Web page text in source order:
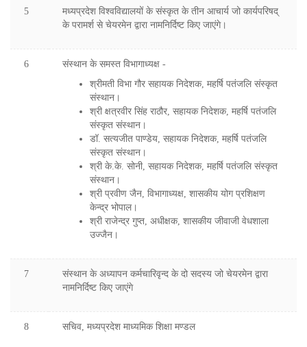
5
मध्यप्रदेश विश्वविद्यालयों के संस्कृत के तीन आचार्य जो कार्यपरिषद्
के परामर्श से चेयरमेन द्वारा नामनिर्दिष्ट किए जाएंगे।
6
संस्थान के समस्त विभागाध्यक्ष -
श्रीमती विभा गौर सहायक निदेशक, महर्षि पतंजलि संस्कृत
संस्थान।
श्री क्षत्रवीर सिंह राठौर, सहायक निदेशक, महर्षि पतंजलि
संस्कृत संस्थान।
डॉ. सत्यजीत पाण्डेय, सहायक निदेशक, महर्षि पतंजलि
संस्कृत संस्थान।
श्री के.के. सोनी, सहायक निदेशक, महर्षि पतंजलि संस्कृत
संस्थान।
श्री प्रवीण जैन, विभागाध्यक्ष, शासकीय योग प्रशिक्षण
केन्द्र भोपाल।
श्री राजेन्द्र गुप्त, अधीक्षक, शासकीय जीवाजी वेधशाला
उज्जैन।
7
संस्थान के अध्यापन कर्मचारिवृन्द के दो सदस्य जो चेयरमेन द्वारा
नामनिर्दिष्ट किए जाएंगे
8 सचिव, मध्यप्रदेश माध्यमिक शिक्षा मण्डल